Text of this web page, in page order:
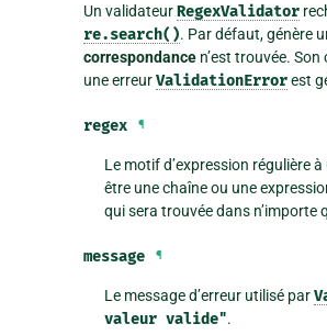
Un validateurRegexValidator
re.search(). Par défaut, génère
correspondancen’est trouvée.
une erreurValidationErrorest
regex ¶
Le motif d’expression régulière
être une chaîne ou une
qui sera trouvée dans n’importe
message ¶
Le message d’erreur utilisé par
valeur valide".